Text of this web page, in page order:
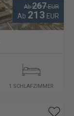
Ab267 EUR
Ab 213 EUR
1 SCHLAFZIMMER